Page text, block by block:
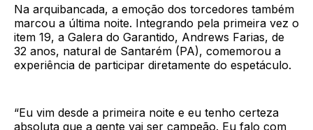
Na arquibancada, a emoção dos torcedores também
marcou a última noite. Integrando pela primeira vez o
item 19, a Galera do Garantido, Andrews Farias, de
32 anos, natural de Santarém (PA), comemorou a
experiência de participar diretamente do espetáculo.
“Eu vim desde a primeira noite e eu tenho certeza
absoluta que a gente vai ser campeão. Eu falo com